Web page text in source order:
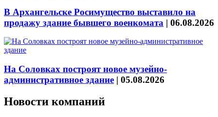
В Архангельске Росимущество выставило на
продажу здание бывшего военкомата | 06.08.2026
На Соловках построят новое музейно-
административное здание | 05.08.2026
Новости компаний